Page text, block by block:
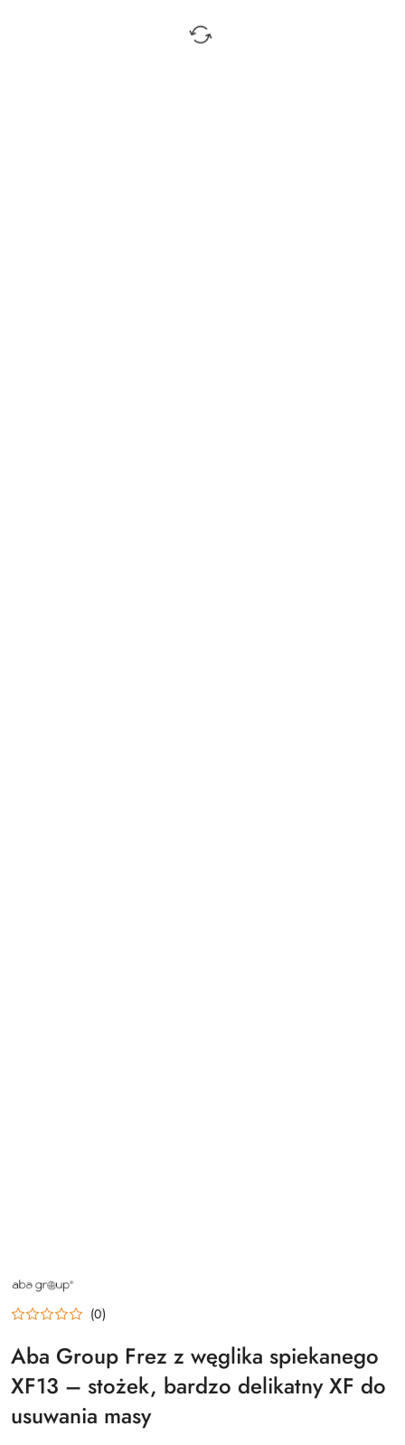
NAZWA
PRODUCENTA:
ABA
GROUP (0)
Aba Group Frez z węglika spiekanego
XF13 – stożek, bardzo delikatny XF do
usuwania masy